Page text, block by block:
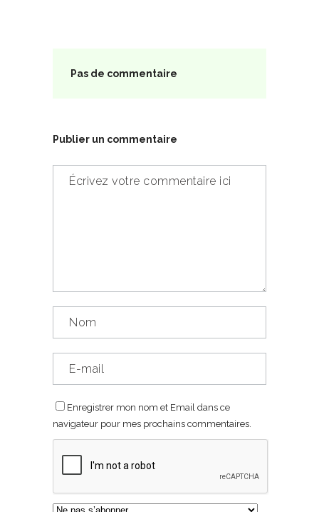
Pas de commentaire
Publier un commentaire
Enregistrer mon nom et Email dans ce
navigateur pour mes prochains commentaires.